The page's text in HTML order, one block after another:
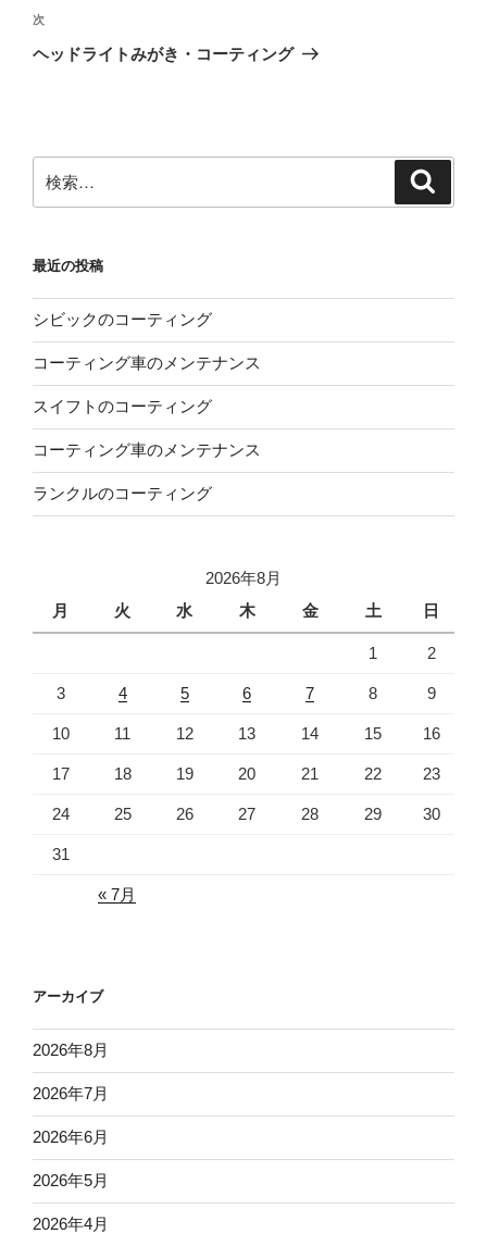
ビ
ゲ
ン
稿
次
の
次
ヘッドライトみがき・コーティング
索:
最近の投稿
シビックのコーティング
コーティング車のメンテナンス
スイフトのコーティング
コーティング車のメンテナンス
ランクルのコーティング
2026年8月
月
火 水 木 金 土 日
1 2
3 4 5 6 7 8 9
10 11 12 13 14 15 16
17 18 19 20 21 22 23
24 25 26 27 28 29 30
31
« 7月
アーカイブ
2026年8月
2026年7月
2026年6月
2026年5月
2026年4月